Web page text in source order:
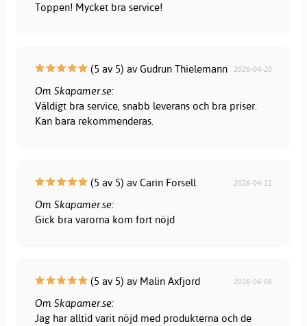
Toppen! Mycket bra service!
(5 av 5) av Gudrun Thielemann 2026-04-20
Om Skapamer.se:
Väldigt bra service, snabb leverans och bra priser.
Kan bara rekommenderas.
(5 av 5) av Carin Forsell 2026-04-11
Om Skapamer.se:
Gick bra varorna kom fort nöjd
(5 av 5) av Malin Axfjord 2026-04-06
Om Skapamer.se:
Jag har alltid varit nöjd med produkterna och de